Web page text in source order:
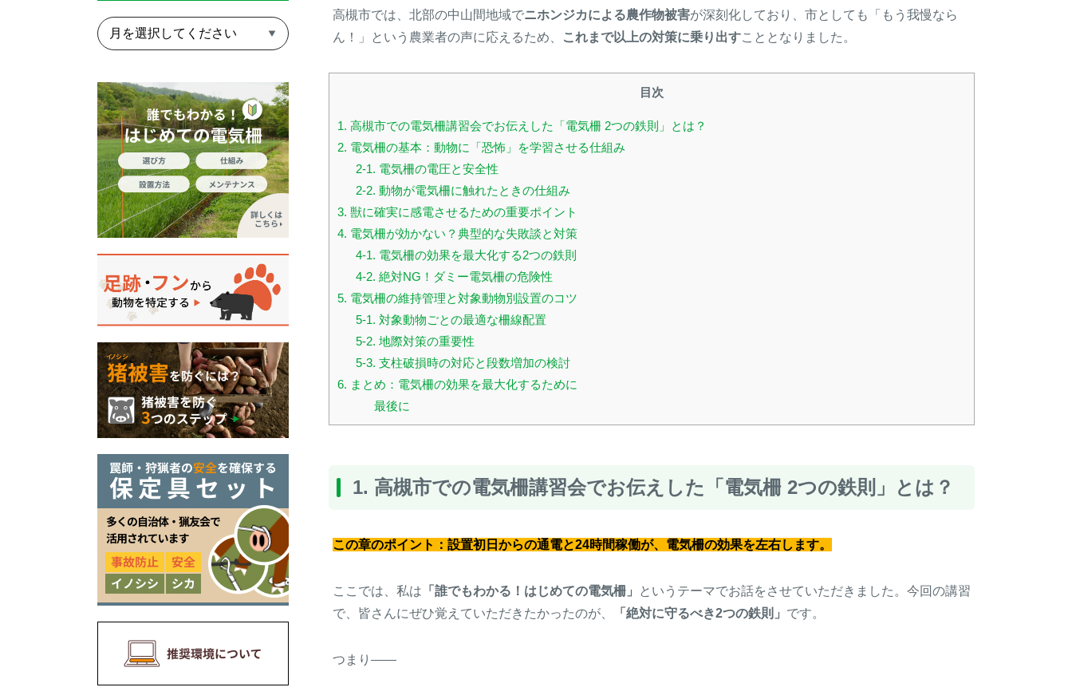
高槻市では、北部の中山間地域でニホンジカによる農作物被害が深刻化しており、市としても「もう我慢なら
ん！」という農業者の声に応えるため、
これまで以上の対策に乗り出すこととなりました。
目次
1. 高槻市での電気柵講習会でお伝えした「電気柵 2つの鉄則」とは？
2. 電気柵の基本：動物に「恐怖」を学習させる仕組み
2-1. 電気柵の電圧と安全性
2-2. 動物が電気柵に触れたときの仕組み
3. 獣に確実に感電させるための重要ポイント
4. 電気柵が効かない？典型的な失敗談と対策
4-1. 電気柵の効果を最大化する2つの鉄則
4-2. 絶対NG！ダミー電気柵の危険性
5. 電気柵の維持管理と対象動物別設置のコツ
5-1. 対象動物ごとの最適な柵線配置
5-2. 地際対策の重要性
5-3. 支柱破損時の対応と段数増加の検討
6. まとめ：電気柵の効果を最大化するために
最後に
1. 高槻市での電気柵講習会でお伝えした「電気柵 2つの鉄則」とは？
この章のポイント：設置初日からの通電と24時間稼働が、電気柵の効果を左右します。
ここでは、私は 「誰でもわかる！はじめての電気柵」
というテーマでお話をさせていただきました。今回の講習
で、皆さんにぜひ覚えていただきたかったのが、
「絶対に守るべき2つの鉄則」 です。
つまり――